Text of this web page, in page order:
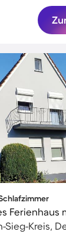
Sieg-Kreis,